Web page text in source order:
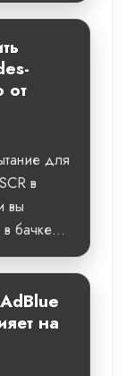
от
для
в
вы
бачке...
на